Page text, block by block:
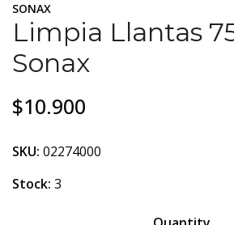
SONAX
Limpia Llantas
Sonax
$10.900
SKU: 02274000
Stock: 3